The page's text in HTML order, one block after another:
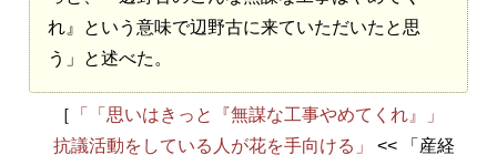
れ』という意味で辺野古に来ていただいたと思
う」と述べた。
［
「「思いはきっと『無謀な工事やめてくれ』」
抗議活動をしている人が花を手向ける」
<< 「産経